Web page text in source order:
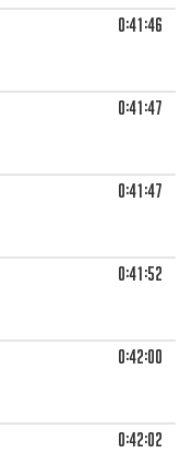
0:41:46
0:41:47
0:41:47
0:41:52
0:42:00
0:42:02